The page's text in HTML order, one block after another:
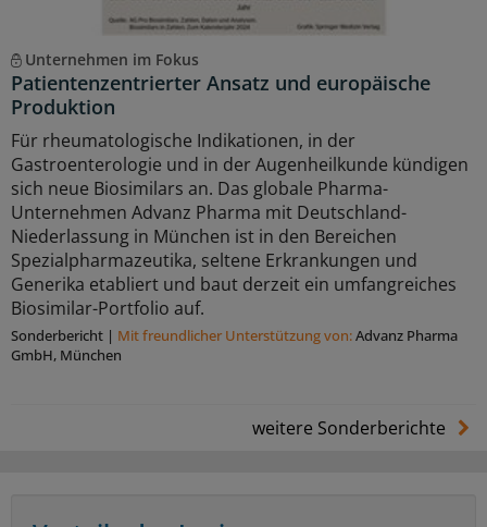
Unternehmen im Fokus
Patientenzentrierter Ansatz und europäische
Produktion
Für rheumatologische Indikationen, in der
Gastroenterologie und in der Augenheilkunde kündigen
sich neue Biosimilars an. Das globale Pharma-
Unternehmen Advanz Pharma mit Deutschland-
Niederlassung in München ist in den Bereichen
Spezialpharmazeutika, seltene Erkrankungen und
Generika etabliert und baut derzeit ein umfangreiches
Biosimilar-Portfolio auf.
Sonderbericht | Mit freundlicher Unterstützung von:Advanz Pharma
GmbH, München
weitere Sonderberichte